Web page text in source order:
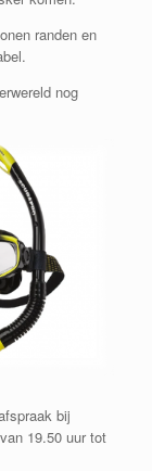
randen en
nog
bij
19.50 uur tot